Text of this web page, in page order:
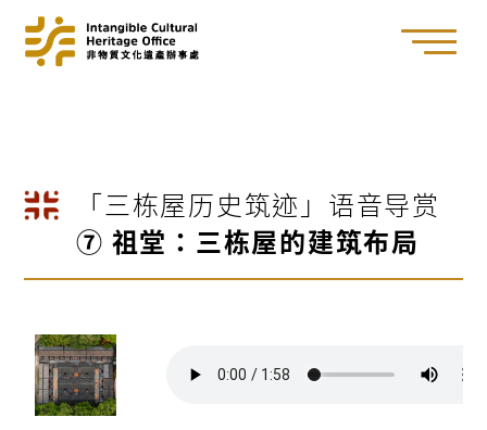
「三栋屋历史筑迹」语音导赏
⑦ 祖堂：三栋屋的建筑布局